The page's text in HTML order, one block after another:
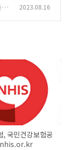
2023.08.16
국민건강보험공
nhis.or.kr